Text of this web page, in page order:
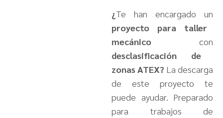
cliente
¿Te han encargado un
proyecto para taller
mecánico con
desclasificación de
zonas ATEX? La descarga
de este proyecto te
puede ayudar. Preparado
para trabajos de